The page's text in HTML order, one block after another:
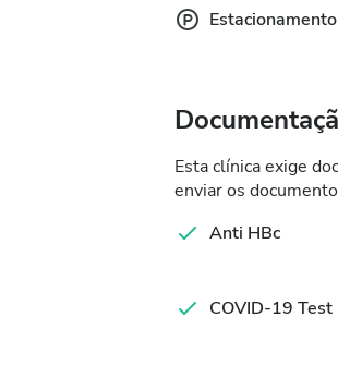
Esta clínica exige
enviar os
Anti HBc
COVID-19 Test